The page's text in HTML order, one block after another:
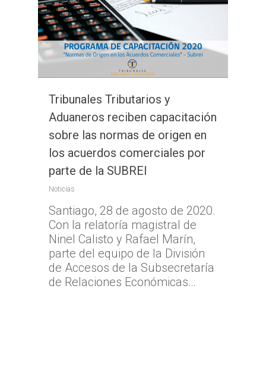
Tribunales Tributarios y
Aduaneros reciben capacitación
sobre las normas de origen en
los acuerdos comerciales por
parte de la SUBREI
Noticias
Santiago, 28 de agosto de 2020.
Con la relatoría magistral de
Ninel Calisto y Rafael Marín,
parte del equipo de la División
de Accesos de la Subsecretaría
de Relaciones Económicas…